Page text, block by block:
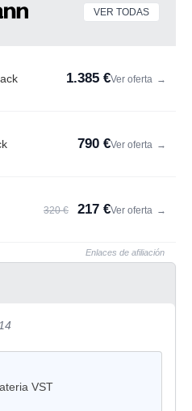
VER TODAS
1.385 €Ver oferta →
790 €Ver oferta →
320 € 217 €Ver oferta →
Enlaces de afiliación
VST